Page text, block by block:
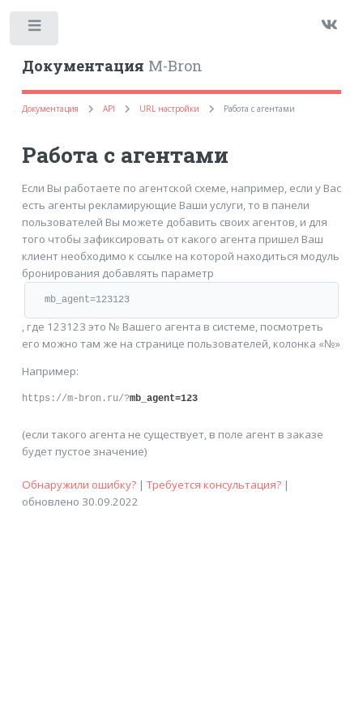
Документация M-Bron
Документация API URL настройки Работа с агентами
Работа с агентами
Если Вы работаете по агентской схеме, например, если у Вас
есть агенты рекламирующие Ваши услуги, то в панели
пользователей Вы можете добавить своих агентов, и для
того чтобы зафиксировать от какого агента пришел Ваш
клиент необходимо к ссылке на которой находиться модуль
бронирования добавлять параметр
mb_agent=123123
, где 123123 это № Вашего агента в системе, посмотреть
его можно там же на странице пользователей, колонка «№»
Например:
https://m-bron.ru/?mb_agent=123
(если такого агента не существует, в поле агент в заказе
будет пустое значение)
Обнаружили ошибку?| Требуется консультация?|
обновлено 30.09.2022